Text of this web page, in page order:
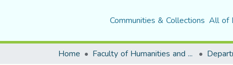
Communities & Collections All of
Home Faculty of Humanities and Social Sciences